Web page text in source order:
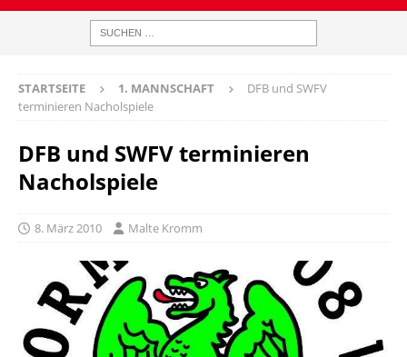
STARTSEITE 1. MANNSCHAFT
DFB und SWFV
terminieren Nacholspiele
DFB und SWFV terminieren
Nacholspiele
8. März 2010 Malte Kromm